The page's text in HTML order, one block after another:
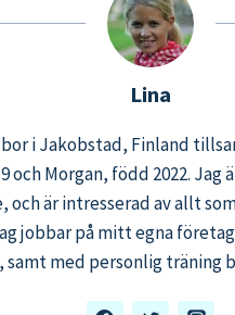
Lina
bor i Jakobstad, Finland
och Morgan, född 2022.
är intresserad av allt
jobbar på mitt egna
med personlig träning